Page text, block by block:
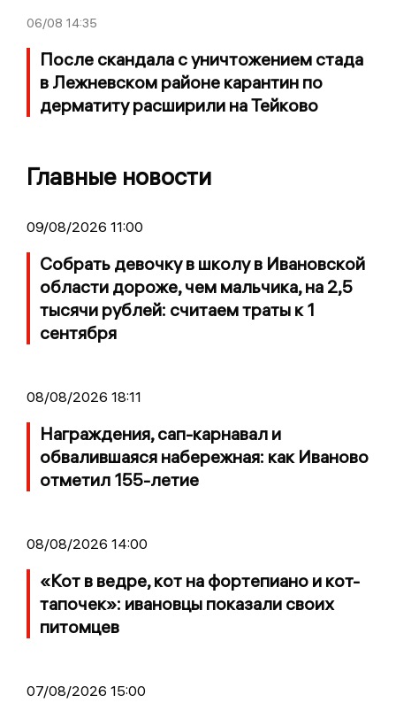
06/08 14:35
После скандала с уничтожением стада
в Лежневском районе карантин по
дерматиту расширили на Тейково
Главные новости
09/08/2026 11:00
Собрать девочку в школу в Ивановской
области дороже, чем мальчика, на 2,5
тысячи рублей: считаем траты к 1
сентября
08/08/2026 18:11
Награждения, сап-карнавал и
обвалившаяся набережная: как Иваново
отметил 155-летие
08/08/2026 14:00
«Кот в ведре, кот на фортепиано и кот-
тапочек»: ивановцы показали своих
питомцев
07/08/2026 15:00